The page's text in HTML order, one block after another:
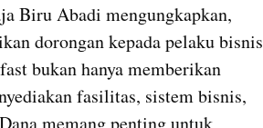
Biru Abadi mengungkapkan,
dorongan kepada pelaku bisnis
bukan hanya memberikan
fasilitas, sistem bisnis,
memang penting untuk